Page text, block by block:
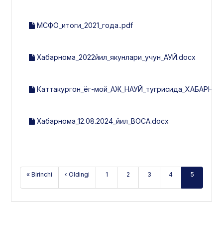
МСФО_итоги_2021_года..pdf
Хабарнома_2022йил_якунлари_учун_АУЙ.docx
Каттакургон_ёг-
Хабарнома_12.08.2024_йил_ВОСА.docx
« Birinchi ‹ Oldingi 1 2 3 4 5